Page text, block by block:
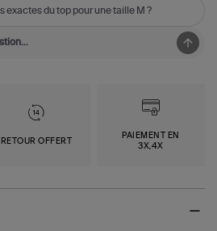
exactes du top pour une taille M ?
RETOUR OFFERT
PAIEMENT EN
3X,4X